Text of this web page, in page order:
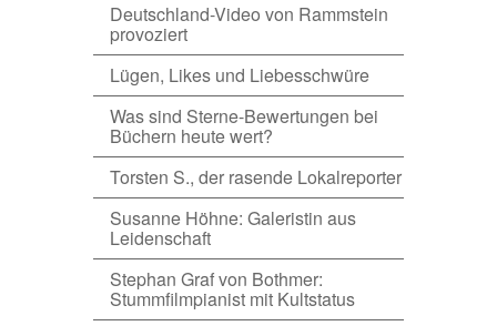
Deutschland-Video von Rammstein
provoziert
Lügen, Likes und Liebesschwüre
Was sind Sterne-Bewertungen bei
Büchern heute wert?
Torsten S., der rasende Lokalreporter
Susanne Höhne: Galeristin aus
Leidenschaft
Stephan Graf von Bothmer:
Stummfilmpianist mit Kultstatus